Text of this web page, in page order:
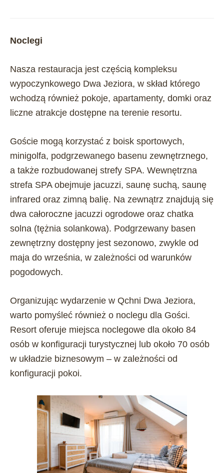
Noclegi
Nasza restauracja jest częścią kompleksu
wypoczynkowego Dwa Jeziora, w skład którego
wchodzą również pokoje, apartamenty, domki oraz
liczne atrakcje dostępne na terenie resortu.
Goście mogą korzystać z boisk sportowych,
minigolfa, podgrzewanego basenu zewnętrznego,
a także rozbudowanej strefy SPA. Wewnętrzna
strefa SPA obejmuje jacuzzi, saunę suchą, saunę
infrared oraz zimną balię. Na zewnątrz znajdują się
dwa całoroczne jacuzzi ogrodowe oraz chatka
solna (tężnia solankowa). Podgrzewany basen
zewnętrzny dostępny jest sezonowo, zwykle od
maja do września, w zależności od warunków
pogodowych.
Organizując wydarzenie w Qchni Dwa Jeziora,
warto pomyśleć również o noclegu dla Gości.
Resort oferuje miejsca noclegowe dla około 84
osób w konfiguracji turystycznej lub około 70 osób
w układzie biznesowym – w zależności od
konfiguracji pokoi.